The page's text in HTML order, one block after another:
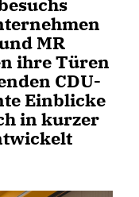
MR
ihre Türen
CDU-
Einblicke
in kurzer